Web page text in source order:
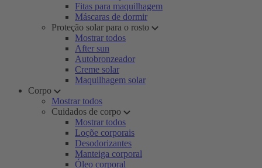
Fitas para maquilhagem
Máscaras de dormir
Proteção solar para o rosto
Mostrar todos
After sun
Autobronzeador
Creme solar
Maquilhagem solar
Corpo
Mostrar todos
Cuidados de corpo
Mostrar todos
Loçõe corporais
Desodorizantes
Manteiga corporal
Óleo corporal